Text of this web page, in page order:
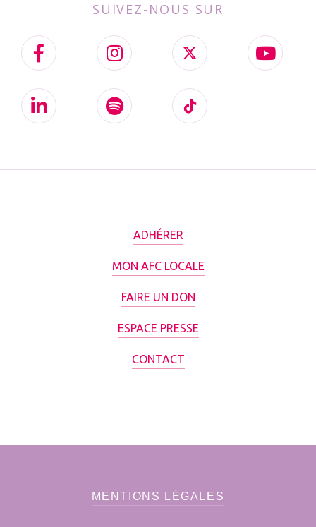
SUIVEZ-NOUS SUR
ADHÉRER
MON AFC LOCALE
FAIRE UN DON
ESPACE PRESSE
CONTACT
MENTIONS LÉGALES